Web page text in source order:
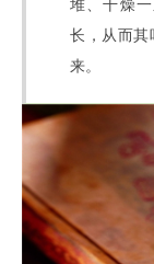
堆、干燥
长，从而其
来。